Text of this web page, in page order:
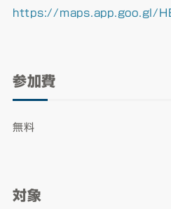
https://maps.app.goo.gl/
参加費
無料
対象